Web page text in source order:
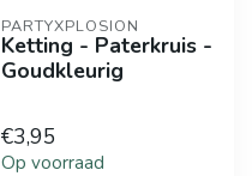
PARTYXPLOSION
Ketting - Paterkruis -
Goudkleurig
€3,95
Op voorraad